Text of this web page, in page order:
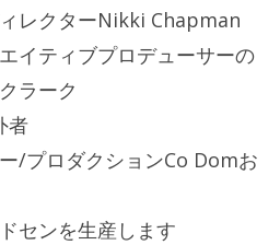
レクターNikki Chapman
イティブプロデューサーの
ラーク
者
/プロダクションCo Domお
センを生産します